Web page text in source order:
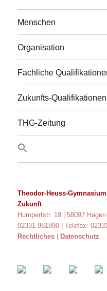
Menschen
Organisation
Fachliche
Zukunfts-Qualifikationen
THG-Zeitung
Theodor-Heuss-
Zukunft
Humpertstr. 19 | 58097 Hagen
02331 981890 | Telefax:
Rechtliches
Datenschutz